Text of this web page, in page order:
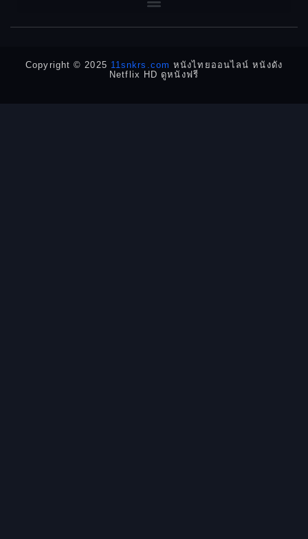
Detective
Detective สืบสวน
Copyright © 2025 11snkrs.com หนังไทยออนไลน์ หนังดัง
Netflix HD ดูหนังฟรี